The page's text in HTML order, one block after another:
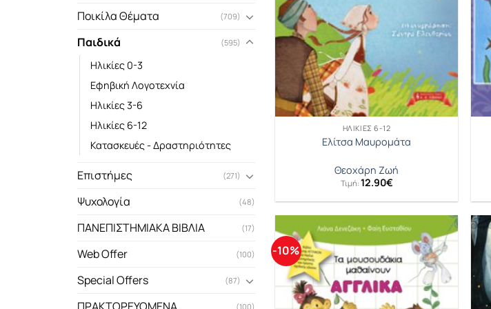
Ποικίλα Θέματα (709)
Παιδικά (595)
Ηλικίες 0-3
Εφηβική Λογοτεχνία
Ηλικίες 3-6
Ηλικίες 6-12
Κατασκευές - Δραστηριότητες
Επιστήμες (271)
Ψυχολογία (48)
ΠΑΝΕΠΙΣΤΗΜΙΑΚΑ ΒΙΒΛΙΑ (17)
Web Offer (100)
Special Offers (87)
(100)
ΗΛΙΚΊΕΣ 6-12
Ελίτσα Μαυρομάτα
Θεοχάρη Ζωή
Τιμή:12.90€
-10%